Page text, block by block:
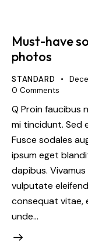
Must-have
photos
STANDARD
0 Comments
Q Proin faucibus
mi tincidunt. Sed
Fusce sodales
ipsum eget
dapibus.
vulputate
consequat vitae,
unde…